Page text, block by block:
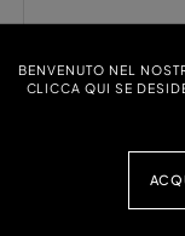
BENVENUTO NEL
CLICCA QUI SE
Alle
Hersteller